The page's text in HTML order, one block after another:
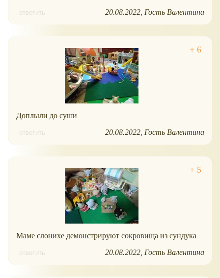
ответить 20.08.2022 Гость Валентина
Доплыли до суши
ответить 20.08.2022 Гость Валентина
Маме слонихе демонстрируют сокровища из сундука
ответить 20.08.2022 Гость Валентина